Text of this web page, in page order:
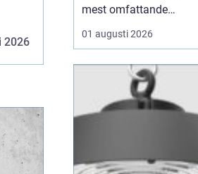
2026
mest omfattande
ingreppen som kan
göras i ett hus.
nödvändig åtgärd för att
undvika vattenskador,
fuktproblem och
bostadsrättsföreningar,
01 augusti 2026